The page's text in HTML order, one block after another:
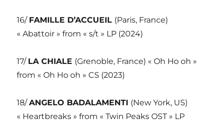
16/ FAMILLE D’ACCUEIL (Paris, France)
« Abattoir » from « s/t » LP (2024)
17/ LA CHIALE (Grenoble, France) « Oh Ho oh »
from « Oh Ho oh » CS (2023)
18/ANGELO BADALAMENTI (New York, US)
« Heartbreaks » from « Twin Peaks OST » LP